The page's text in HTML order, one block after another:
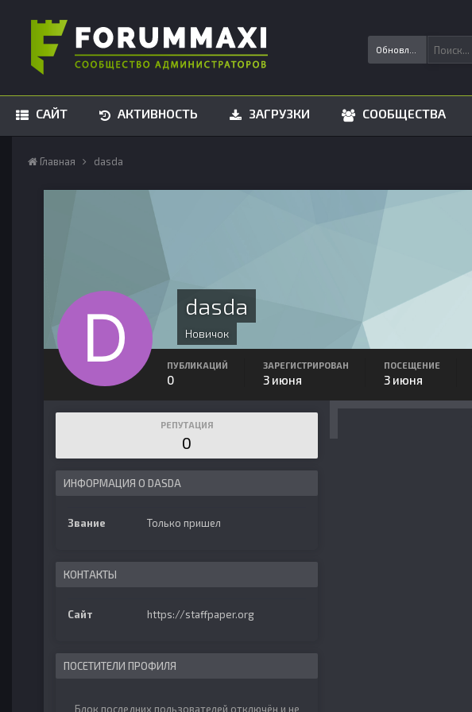
САЙТ АКТИВНОСТЬ ЗАГРУЗКИ СООБЩЕСТВА
Главная dasda
dasda
Новичок
ПУБЛИКАЦИЙ
0
ЗАРЕГИСТРИРОВАН
3 июня
ПОСЕЩЕНИЕ
3 июня
РЕПУТАЦИЯ
0
ИНФОРМАЦИЯ О DASDA
Звание Только пришел
КОНТАКТЫ
Сайт https://staffpaper.org
ПОСЕТИТЕЛИ ПРОФИЛЯ
Блок последних пользователей отключён и не